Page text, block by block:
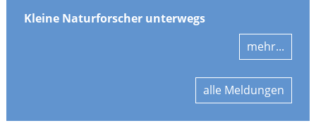
Kleine Naturforscher unterwegs
mehr...
alle Meldungen